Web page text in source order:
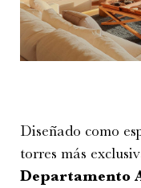
Diseñado como
torres más
Departamento